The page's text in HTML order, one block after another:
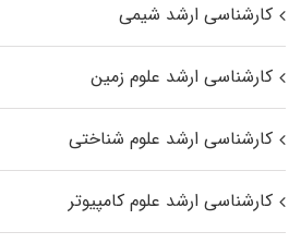
کارشناسی ارشد شیمی
کارشناسی ارشد علوم زمین
کارشناسی ارشد علوم شناختی
کارشناسی ارشد علوم کامپیوتر